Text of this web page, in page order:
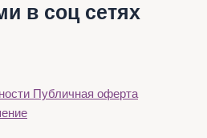
в соц сетях
Публичная оферта